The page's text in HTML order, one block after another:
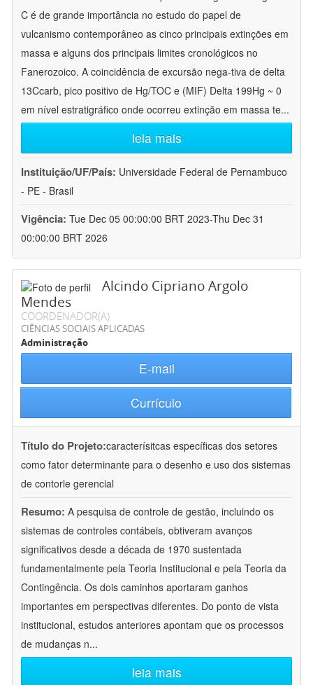
C é de grande importância no estudo do papel de
vulcanismo contemporâneo as cinco principais extinções em
massa e alguns dos principais limites cronológicos no
Fanerozoico. A coincidência de excursão nega-tiva de delta
13Ccarb, pico positivo de Hg/TOC e (MIF) Delta 199Hg ~ 0
em nível estratigráfico onde ocorreu extinção em massa te...
leia mais
Instituição/UF/País: Universidade Federal de Pernambuco
- PE - Brasil
Vigência: Tue Dec 05 00:00:00 BRT 2023-Thu Dec 31
00:00:00 BRT 2026
Alcindo Cipriano Argolo
Mendes
COORDENADOR(A)
CIÊNCIAS SOCIAIS APLICADAS
Administração
E-mail
Currículo
Título do Projeto:caracterísitcas específicas dos setores
como fator determinante para o desenho e uso dos sistemas
de contorle gerencial
Resumo: A pesquisa de controle de gestão, incluindo os
sistemas de controles contábeis, obtiveram avanços
significativos desde a década de 1970 sustentada
fundamentalmente pela Teoria Institucional e pela Teoria da
Contingência. Os dois caminhos aportaram ganhos
importantes em perspectivas diferentes. Do ponto de vista
institucional, estudos anteriores apontam que os processos
de mudanças n...
leia mais